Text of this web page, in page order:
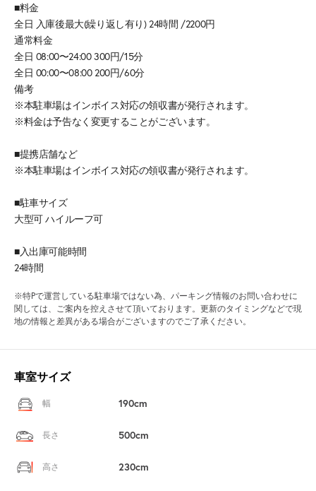
■料金
全日 入庫後最大(繰り返し有り) 24時間 /2200円
通常料金
全日 08:00〜24:00 300円/15分
全日 00:00〜08:00 200円/60分
備考
※本駐車場はインボイス対応の領収書が発行されます。
※料金は予告なく変更することがございます。
■提携店舗など
※本駐車場はインボイス対応の領収書が発行されます。
■駐車サイズ
大型可 ハイルーフ可
■入出庫可能時間
24時間
※特Pで運営している駐車場ではない為、パーキング情報のお問い合わせに
関しては、ご案内を控えさせて頂いております。更新のタイミングなどで現
地の情報と差異がある場合がございますのでご了承ください。
車室サイズ
幅 190cm
長さ 500cm
高さ 230cm